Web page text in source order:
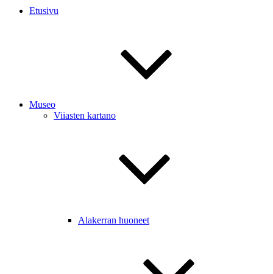
Etusivu
Museo
Viiasten kartano
Alakerran huoneet